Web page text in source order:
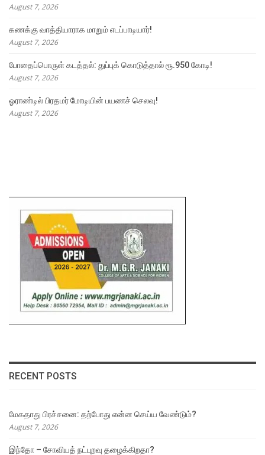
August 7, 2026
கணக்கு வாத்தியாராக மாறும் எடப்பாடியார்!
August 7, 2026
போதைப்பொருள் கடத்தல்: துப்புக் கொடுத்தால் ரூ.950 கோடி!
August 7, 2026
ஓராண்டில் பிரதமர் மோடியின் பயணச் செலவு!
August 7, 2026
RECENT POSTS
மேகதாது பிரச்சனை: தற்போது என்ன செய்ய வேண்டும்?
August 7, 2026
இந்தோ – சோவியத் நட்புறவு தழைக்கிறதா?